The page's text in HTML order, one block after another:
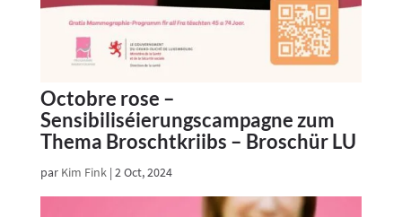
Octobre rose –
Sensibiliséierungscampagne zum
Thema Broschtkriibs – Broschür LU
par Kim Fink| 2 Oct, 2024